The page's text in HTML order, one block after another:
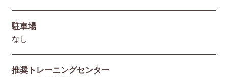
駐⾞場
なし
推奨トレーニングセンター